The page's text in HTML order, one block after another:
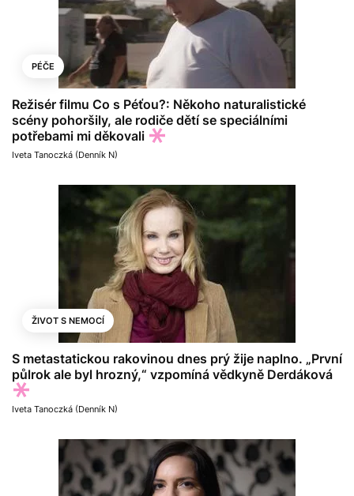
PÉČE
Režisér filmu Co s Péťou?: Někoho naturalistické
scény pohoršily, ale rodiče dětí se speciálními
potřebami mi děkovali
Iveta Tanoczká (Denník N)
ŽIVOT S NEMOCÍ
S metastatickou rakovinou dnes prý žije naplno. „První
půlrok ale byl hrozný,“ vzpomíná vědkyně Derdáková
Iveta Tanoczká (Denník N)